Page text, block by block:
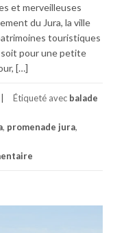
et merveilleuses
du Jura, la ville
touristiques
pour une petite
[…]
Étiqueté avec balade
, promenade jura,